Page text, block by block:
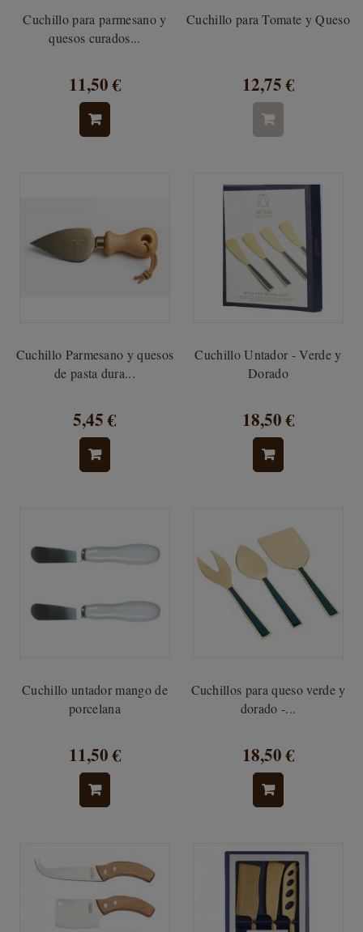
Cuchillo para parmesano y
quesos curados...
11,50 €
Cuchillo para Tomate y Queso
12,75 €
Cuchillo Parmesano y quesos
de pasta dura...
5,45 €
Cuchillo Untador - Verde y
Dorado
18,50 €
Cuchillo untador mango de
porcelana
11,50 €
Cuchillos para queso verde y
dorado -...
18,50 €